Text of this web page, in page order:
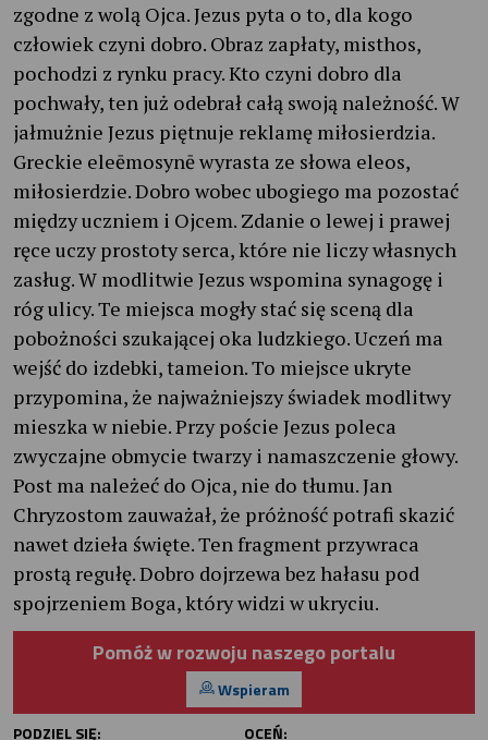
zgodne z wolą Ojca. Jezus pyta o to, dla kogo
człowiek czyni dobro. Obraz zapłaty, misthos,
pochodzi z rynku pracy. Kto czyni dobro dla
pochwały, ten już odebrał całą swoją należność. W
jałmużnie Jezus piętnuje reklamę miłosierdzia.
Greckie eleēmosynē wyrasta ze słowa eleos,
miłosierdzie. Dobro wobec ubogiego ma pozostać
między uczniem i Ojcem. Zdanie o lewej i prawej
ręce uczy prostoty serca, które nie liczy własnych
zasług. W modlitwie Jezus wspomina synagogę i
róg ulicy. Te miejsca mogły stać się sceną dla
pobożności szukającej oka ludzkiego. Uczeń ma
wejść do izdebki, tameion. To miejsce ukryte
przypomina, że najważniejszy świadek modlitwy
mieszka w niebie. Przy poście Jezus poleca
zwyczajne obmycie twarzy i namaszczenie głowy.
Post ma należeć do Ojca, nie do tłumu. Jan
Chryzostom zauważał, że próżność potrafi skazić
nawet dzieła święte. Ten fragment przywraca
prostą regułę. Dobro dojrzewa bez hałasu pod
spojrzeniem Boga, który widzi w ukryciu.
Pomóż w rozwoju naszego portalu
Wspieram
PODZIEL SIĘ:
OCEŃ: